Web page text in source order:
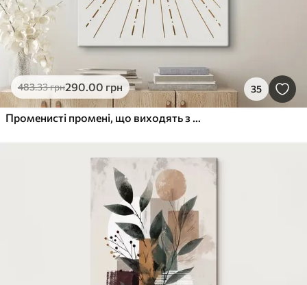
483.33грн290.00 грн 35
Променисті промені, що виходять з центру